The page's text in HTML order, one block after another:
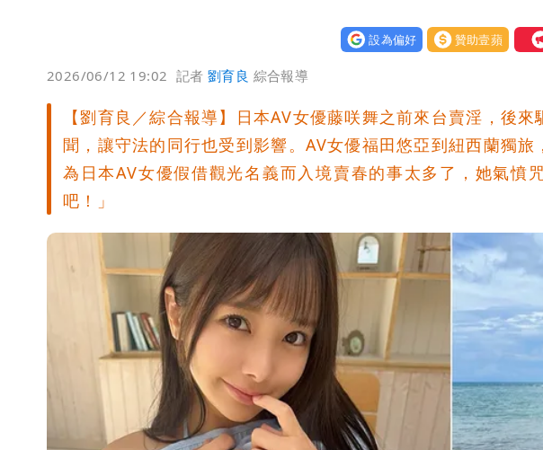
白海豚龜速擦邊！暴風圈「仍有可能」掃到北部陸地
設為偏好 贊助壹蘋 我
2026/06/12 19:02 記者劉育良 綜合報導
【劉育良／綜合報導】日本AV女優藤咲舞之前來台賣淫，後
聞，讓守法的同行也受到影響。AV女優福田悠亞到紐西蘭獨
為日本AV女優假借觀光名義而入境賣春的事太多了，她氣憤
吧！」